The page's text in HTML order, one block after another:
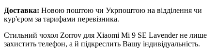
Доставка: Новою поштою чи Укрпоштою на відділення чи
кур'єром за тарифами перевізника.
Стильний чохол Zorrov для Xiaomi Mi 9 SE Lavender не лише
захистить телефон, а й підкреслить Вашу індивідуальність.